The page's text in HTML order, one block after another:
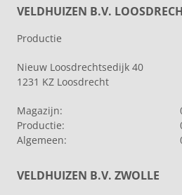
VELDHUIZEN B.V.
Productie
Nieuw Loosdrechtsedijk 40
1231 KZ Loosdrecht
Magazijn:
Productie:
Algemeen:
VELDHUIZEN B.V. ZWOLLE